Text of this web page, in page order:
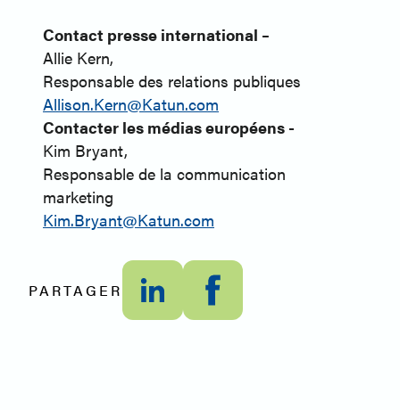
Contact presse international –
Allie Kern,
Responsable des relations publiques
Allison.Kern@Katun.com
Contacter les médias européens -
Kim Bryant,
Responsable de la communication
marketing
Kim.Bryant@Katun.com
PARTAGER